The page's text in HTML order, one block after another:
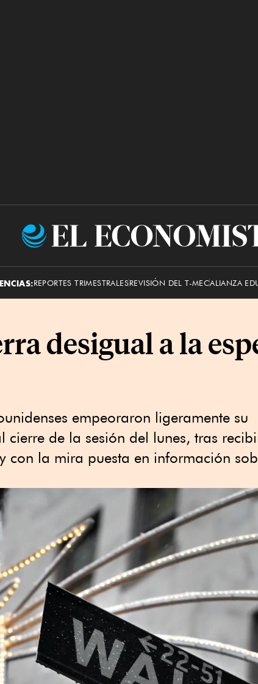
El
REPORTES TRIMESTRALESREVISIÓN DEL T-MECALIANZA
desigual a la
empeoraron ligeramente su
de la sesión del lunes, tras
con la mira puesta en información